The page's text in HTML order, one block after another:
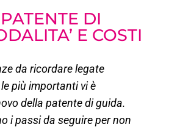
DI
E COSTI
da ricordare legate
più importanti vi è
della patente di guida.
i passi da seguire per non